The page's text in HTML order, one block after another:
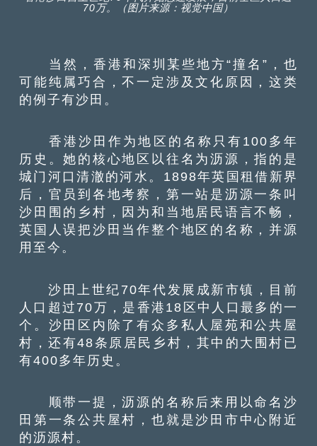
70万。（图片来源：视觉中国）
当然，香港和深圳某些地方“撞名”，也
可能纯属巧合，不一定涉及文化原因，这类
的例子有沙田。
香港沙田作为地区的名称只有100多年
历史。她的核心地区以往名为沥源，指的是
城门河口清澈的河水。1898年英国租借新界
后，官员到各地考察，第一站是沥源一条叫
沙田围的乡村，因为和当地居民语言不畅，
英国人误把沙田当作整个地区的名称，并源
用至今。
沙田上世纪70年代发展成新市镇，目前
人口超过70万，是香港18区中人口最多的一
个。沙田区内除了有众多私人屋苑和公共屋
村，还有48条原居民乡村，其中的大围村已
有400多年历史。
顺带一提，沥源的名称后来用以命名沙
田第一条公共屋村，也就是沙田市中心附近
的沥源村。